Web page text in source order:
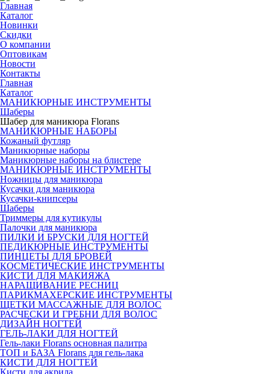
Главная
Каталог
Новинки
Скидки
О компании
Оптовикам
Новости
Контакты
Главная
Каталог
МАНИКЮРНЫЕ ИНСТРУМЕНТЫ
Шаберы
Шабер для маникюра Florans
МАНИКЮРНЫЕ НАБОРЫ
Кожаный футляр
Маникюрные наборы
Маникюрные наборы на блистере
МАНИКЮРНЫЕ ИНСТРУМЕНТЫ
Ножницы для маникюра
Кусачки для маникюра
Кусачки-книпсеры
Шаберы
Триммеры для кутикулы
Палочки для маникюра
ПИЛКИ И БРУСКИ ДЛЯ НОГТЕЙ
ПЕДИКЮРНЫЕ ИНСТРУМЕНТЫ
ПИНЦЕТЫ ДЛЯ БРОВЕЙ
КОСМЕТИЧЕСКИЕ ИНСТРУМЕНТЫ
КИСТИ ДЛЯ МАКИЯЖА
НАРАЩИВАНИЕ РЕСНИЦ
ПАРИКМАХЕРСКИЕ ИНСТРУМЕНТЫ
ЩЕТКИ МАССАЖНЫЕ ДЛЯ ВОЛОС
РАСЧЕСКИ И ГРЕБНИ ДЛЯ ВОЛОС
ДИЗАЙН НОГТЕЙ
ГЕЛЬ-ЛАКИ ДЛЯ НОГТЕЙ
Гель-лаки Florans основная палитра
ТОП и БАЗА Florans для гель-лака
КИСТИ ДЛЯ НОГТЕЙ
Кисти для акрила